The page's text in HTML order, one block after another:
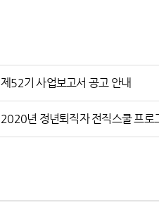
제52기 사업보고서 공고 안내
2020년 정년퇴직자 전직스쿨 프로